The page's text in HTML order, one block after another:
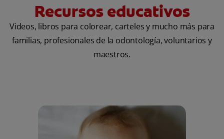
Recursos educativos
Videos, libros para colorear, carteles y mucho más para
familias, profesionales de la odontología, voluntarios y
maestros.